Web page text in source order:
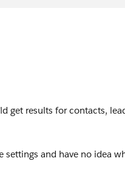
get results for contacts,
and have no idea